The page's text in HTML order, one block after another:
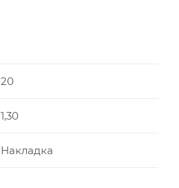
20
1,30
Накладка